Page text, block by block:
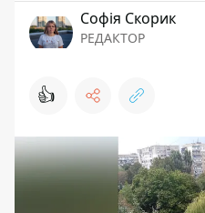
Софія Скорик
РЕДАКТОР
👍